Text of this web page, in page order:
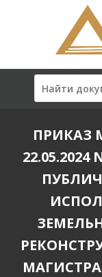
ПРИКАЗ